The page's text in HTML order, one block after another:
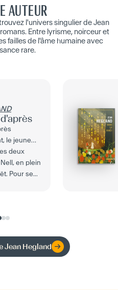
AUTEUR
l'univers singulier de Jean
Entre lyrisme, noirceur et
failles de l'âme humaine avec
rare.
le jeune
deux
en plein
Pour se...
Jean Hegland